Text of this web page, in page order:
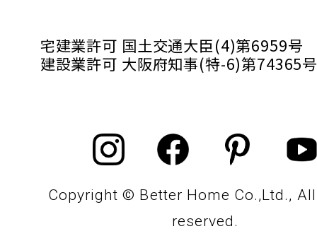
宅建業許可 国土交通大臣(4)第6959号
建設業許可 大阪府知事(特-6)第74365
Copyright © Better Home Co.,Ltd.,
reserved.